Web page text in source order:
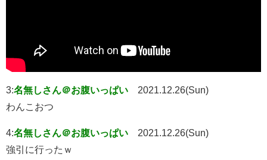
3:名無しさん＠お腹いっぱい
2021.12.26(Sun)
わんこおつ
4:名無しさん＠お腹いっぱい
2021.12.26(Sun)
強引に行ったｗ